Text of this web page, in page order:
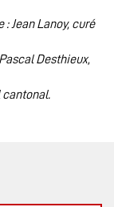
Jean Lanoy, curé
Desthieux,
cantonal.